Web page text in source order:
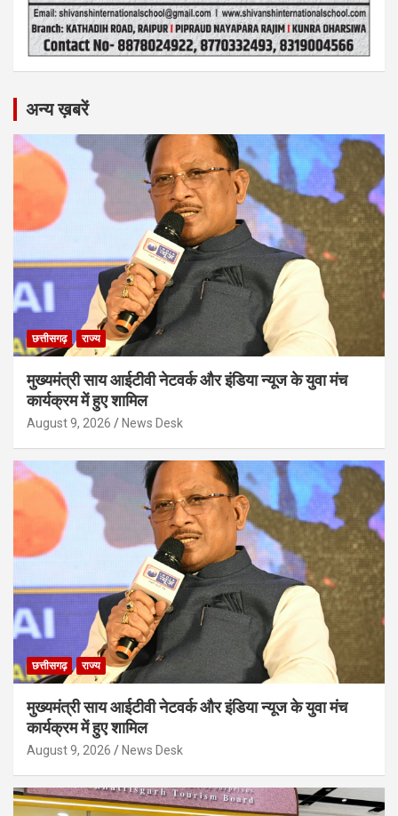
अन्य ख़बरें
छत्तीसगढ़ राज्य
मुख्यमंत्री साय आईटीवी नेटवर्क और इंडिया न्यूज के युवा मंच
कार्यक्रम में हुए शामिल
August 9, 2026 News Desk
छत्तीसगढ़ राज्य
मुख्यमंत्री साय आईटीवी नेटवर्क और इंडिया न्यूज के युवा मंच
कार्यक्रम में हुए शामिल
August 9, 2026 News Desk